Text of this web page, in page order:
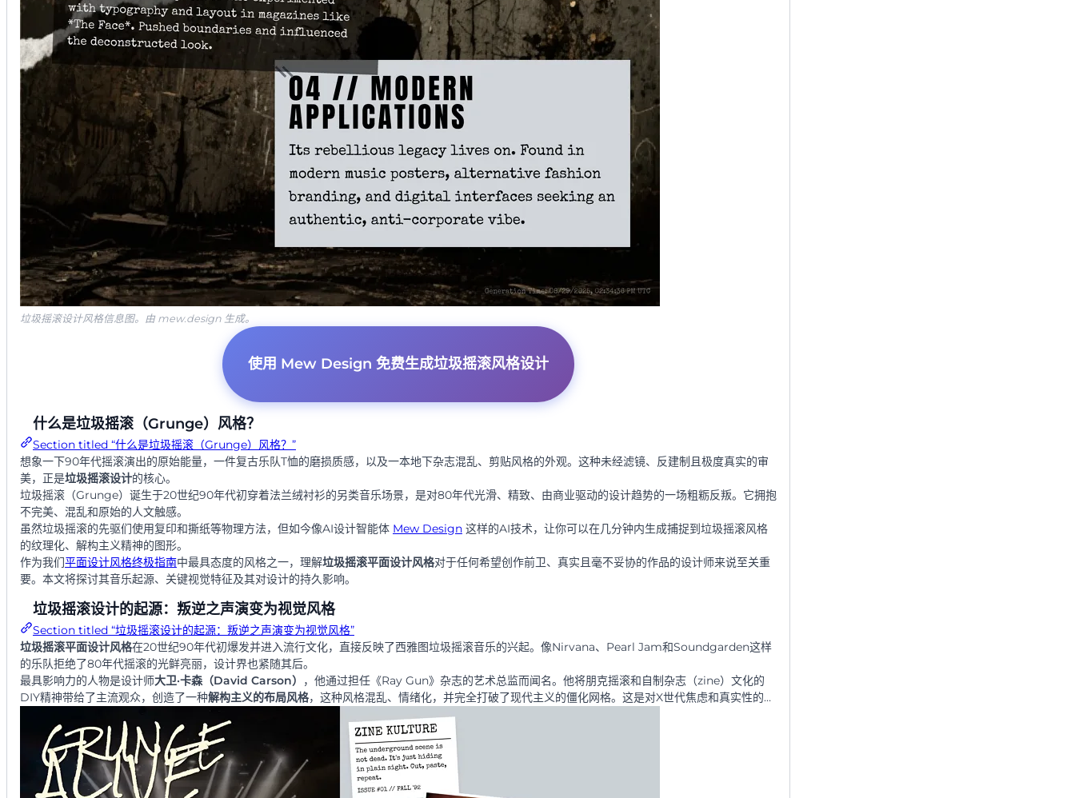
垃圾摇滚设计风格信息图。由 mew.design 生成。
使用 Mew Design 免费生成垃圾摇滚风格设计
什么是垃圾摇滚（Grunge）风格？
Section titled “什么是垃圾摇滚（Grunge）风格？”
想象一下90年代摇滚演出的原始能量，一件复古乐队T恤的磨损质感，以及一本地下杂志混乱、剪贴风格的外观。这种未经滤镜、反建制且极度真实的审
美，正是垃圾摇滚设计的核心。
垃圾摇滚（Grunge）诞生于20世纪90年代初穿着法兰绒衬衫的另类音乐场景，是对80年代光滑、精致、由商业驱动的设计趋势的一场粗粝反叛。它拥抱
不完美、混乱和原始的人文触感。
虽然垃圾摇滚的先驱们使用复印和撕纸等物理方法，但如今像AI设计智能体 Mew Design 这样的AI技术，让你可以在几分钟内生成捕捉到垃圾摇滚风格
的纹理化、解构主义精神的图形。
作为我们平面设计风格终极指南中最具态度的风格之一，理解垃圾摇滚平面设计风格对于任何希望创作前卫、真实且毫不妥协的作品的设计师来说至关重
要。本文将探讨其音乐起源、关键视觉特征及其对设计的持久影响。
垃圾摇滚设计的起源：叛逆之声演变为视觉风格
Section titled “垃圾摇滚设计的起源：叛逆之声演变为视觉风格”
垃圾摇滚平面设计风格在20世纪90年代初爆发并进入流行文化，直接反映了西雅图垃圾摇滚音乐的兴起。像Nirvana、Pearl Jam和Soundgarden这样
的乐队拒绝了80年代摇滚的光鲜亮丽，设计界也紧随其后。
最具影响力的人物是设计师大卫·卡森（David Carson）
，他通过担任《Ray Gun》杂志的艺术总监而闻名。他将朋克摇滚和自制杂志（zine）文化的
DIY精神带给了主流观众，创造了一种解构主义的布局风格，这种风格混乱、情绪化，并完全打破了现代主义的僵化网格。这是对X世代焦虑和真实性的一